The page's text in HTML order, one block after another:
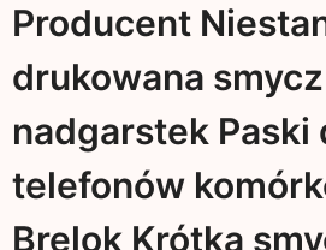
Producent
drukowana
nadgarstek Paski
telefonów
Brelok Krótka